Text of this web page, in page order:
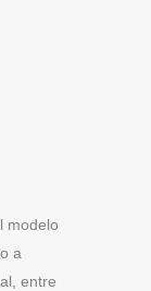
modelo
a
entre